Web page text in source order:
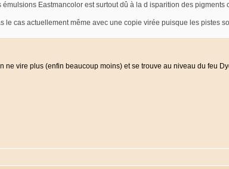
Eastmancolor est surtout dû à la d isparition des pigments
cas actuellement même avec une copie virée puisque les pistes
vire plus (enfin beaucoup moins) et se trouve au niveau du feu